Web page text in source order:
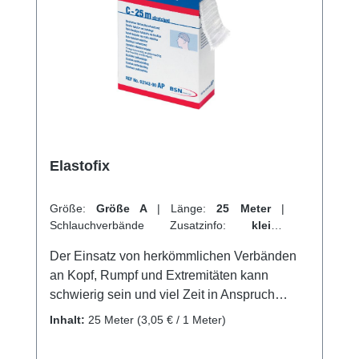
beim Anlegen erleichtert. Mit Cellona
Synthetikwatte kann man sicher sein, dass
exponierte Knochen und Nervenpartien
angemessen geschützt werden. Weitere
Informationen des Herstellers Kaufen Sie jetzt
Cellona Synthetikwatte online bei uns und
Kundenservice.
Elastofix
Größe: Größe A | Länge: 25 Meter |
Schlauchverbände Zusatzinfo: kleine
Abrechnungsart:Selbstzahler
Der Einsatz von herkömmlichen Verbänden
an Kopf, Rumpf und Extremitäten kann
schwierig sein und viel Zeit in Anspruch
nehmen. Als Alternative bietet sich hier der
Inhalt: 25 Meter (3,05 € / 1 Meter)